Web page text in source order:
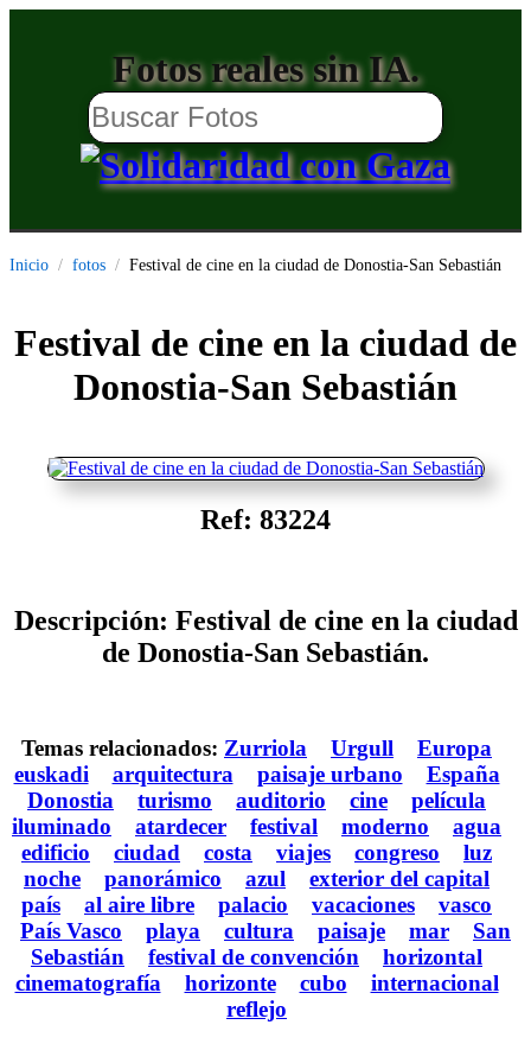
Fotos reales sin IA.
Inicio fotos Festival de cine en la ciudad de Donostia-San Sebastián
Festival de cine en la ciudad de
Donostia-San Sebastián
Ref: 83224
Descripción: Festival de cine en la ciudad
de Donostia-San Sebastián.
Temas relacionados: Zurriola Urgull
Europa
euskadi
arquitectura paisaje urbano
España
Donostia
turismo auditorio cine
película
iluminado
atardecer festival moderno
agua
edificio
ciudad costa viajes congreso
luz
noche
panorámico azul
exterior del capital
país
al aire libre palacio vacaciones
vasco
País Vasco
playa cultura paisaje mar
San
Sebastián
festival de convención
horizontal
cinematografía
horizonte cubo
internacional
reflejo